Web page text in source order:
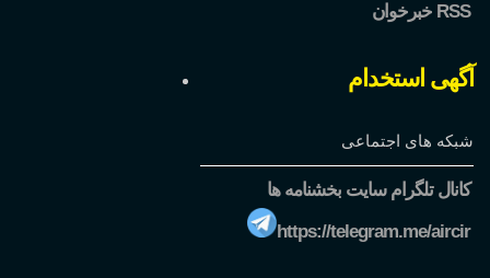
خبرخوان RSS
آگهی استخدام
شبکه های اجتماعی
کانال تلگرام سایت بخشنامه ها
https://telegram.me/aircir